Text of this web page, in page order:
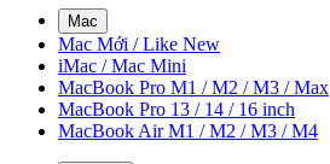
Mac
Mac Mới / Like New
iMac / Mac Mini
MacBook Pro M1 / M2 / M3 / Max
MacBook Pro 13 / 14 / 16 inch
MacBook Air M1 / M2 / M3 / M4